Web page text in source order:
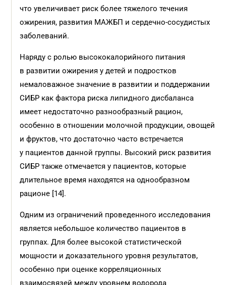
что увеличивает риск более тяжелого течения
ожирения, развития МАЖБП и сердечно-сосудистых
заболеваний.
Наряду с ролью высококалорийного питания
в развитии ожирения у детей и подростков
немаловажное значение в развитии и поддержании
СИБР как фактора риска липидного дисбаланса
имеет недостаточно разнообразный рацион,
особенно в отношении молочной продукции, овощей
и фруктов, что достаточно часто встречается
у пациентов данной группы. Высокий риск развития
СИБР также отмечается у пациентов, которые
длительное время находятся на однообразном
рационе [14].
Одним из ограничений проведенного исследования
является небольшое количество пациентов в
группах. Для более высокой статистической
мощности и доказательного уровня результатов,
особенно при оценке корреляционных
взаимосвязей между уровнем водорода